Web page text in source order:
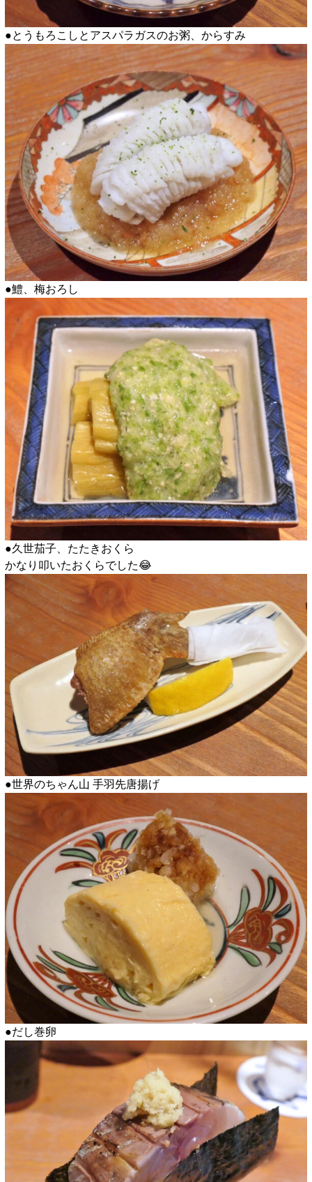
●とうもろこしとアスパラガスのお粥、からすみ
●鱧、梅おろし
●久世茄子、たたきおくら
かなり叩いたおくらでした😂
●世界のちゃん山 手羽先唐揚げ
●だし巻卵